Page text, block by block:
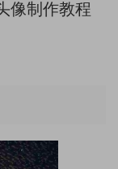
像制作教程